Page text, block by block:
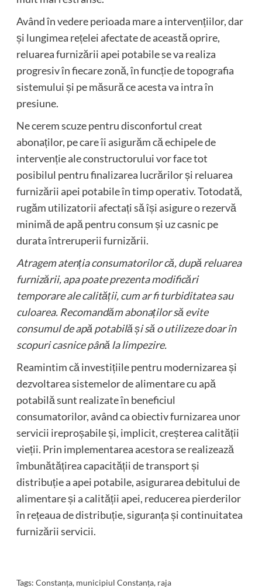
Având în vedere perioada mare a intervențiilor, dar
și lungimea rețelei afectate de această oprire,
reluarea furnizării apei potabile se va realiza
progresiv în fiecare zonă, în funcție de topografia
sistemului și pe măsură ce acesta va intra în
presiune.
Ne cerem scuze pentru disconfortul creat
abonaților, pe care îi asigurăm că echipele de
intervenție ale constructorului vor face tot
posibilul pentru finalizarea lucrărilor și reluarea
furnizării apei potabile în timp operativ. Totodată,
rugăm utilizatorii afectați să își asigure o rezervă
minimă de apă pentru consum și uz casnic pe
durata întreruperii furnizării.
Atragem atenția consumatorilor că, după reluarea
furnizării, apa poate prezenta modificări
temporare ale calității, cum ar fi turbiditatea sau
culoarea. Recomandăm abonaților să evite
consumul de apă potabilă și să o utilizeze doar în
scopuri casnice până la limpezire.
Reamintim că investițiile pentru modernizarea și
dezvoltarea sistemelor de alimentare cu apă
potabilă sunt realizate în beneficiul
consumatorilor, având ca obiectiv furnizarea unor
servicii ireproșabile și, implicit, creșterea calității
vieții. Prin implementarea acestora se realizează
îmbunătățirea capacității de transport și
distribuție a apei potabile, asigurarea debitului de
alimentare și a calității apei, reducerea pierderilor
în rețeaua de distribuție, siguranța și continuitatea
furnizării servicii.
Tags: Constanța, municipiul Constanța, raja